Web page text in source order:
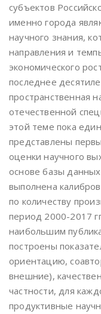
субъектов
именно города
научного знания,
направления и
экономического
последнее
пространственная
отечественной
этой теме пока
представлены
оценки научного
основе базы
выполнена
по количеству
период 2000-2017
наибольшим
построены
ориентацию,
внешние),
частности, для
продуктивные